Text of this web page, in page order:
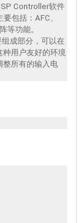
Controller软件
包括：AFC、
等功能。
成部分，可以在
用户友好的环境
整所有的输入电